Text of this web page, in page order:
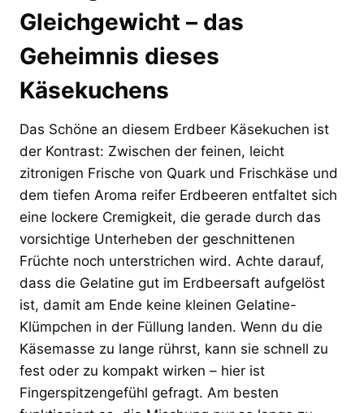
Gleichgewicht – das
Geheimnis dieses
Käsekuchens
Das Schöne an diesem Erdbeer Käsekuchen ist
der Kontrast: Zwischen der feinen, leicht
zitronigen Frische von Quark und Frischkäse und
dem tiefen Aroma reifer Erdbeeren entfaltet sich
eine lockere Cremigkeit, die gerade durch das
vorsichtige Unterheben der geschnittenen
Früchte noch unterstrichen wird. Achte darauf,
dass die Gelatine gut im Erdbeersaft aufgelöst
ist, damit am Ende keine kleinen Gelatine-
Klümpchen in der Füllung landen. Wenn du die
Käsemasse zu lange rührst, kann sie schnell zu
fest oder zu kompakt wirken – hier ist
Fingerspitzengefühl gefragt. Am besten